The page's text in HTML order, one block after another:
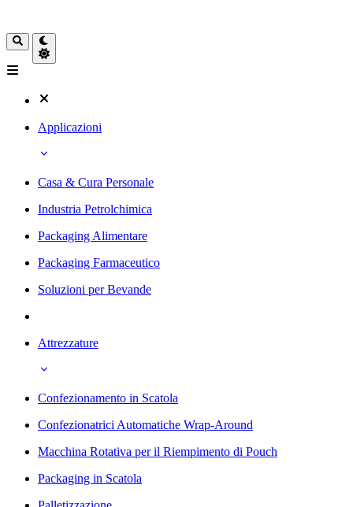
Applicazioni
Casa & Cura Personale
Industria Petrolchimica
Packaging Alimentare
Packaging Farmaceutico
Soluzioni per Bevande
Attrezzature
Confezionamento in Scatola
Confezionatrici Automatiche Wrap-Around
Macchina Rotativa per il Riempimento di Pouch
Packaging in Scatola